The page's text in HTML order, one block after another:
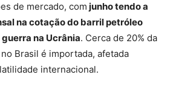
de mercado, com junho tendo a
na cotação do barril petróleo
na Ucrânia. Cerca de 20% da
Brasil é importada, afetada
internacional.